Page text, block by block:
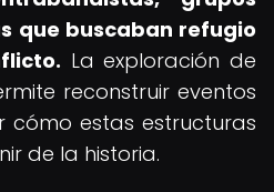
que buscaban refugio
La exploración de
reconstruir eventos
cómo estas estructuras
de la historia.